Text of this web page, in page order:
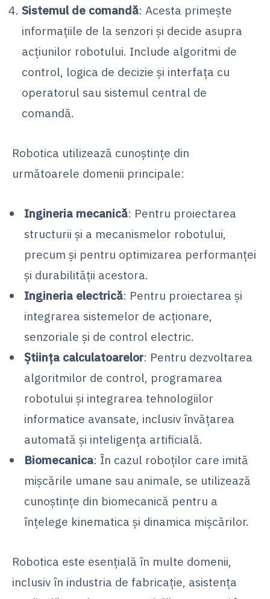
Sistemul de comandă: Acesta primește
informațiile de la senzori și decide asupra
acțiunilor robotului. Include algoritmi de
control, logica de decizie și interfața cu
operatorul sau sistemul central de
comandă.
Robotica utilizează cunoștințe din
următoarele domenii principale:
Ingineria mecanică: Pentru proiectarea
structurii și a mecanismelor robotului,
precum și pentru optimizarea performanței
și durabilității acestora.
Ingineria electrică: Pentru proiectarea și
integrarea sistemelor de acționare,
senzoriale și de control electric.
Știința calculatoarelor: Pentru dezvoltarea
algoritmilor de control, programarea
robotului și integrarea tehnologiilor
informatice avansate, inclusiv învățarea
automată și inteligența artificială.
Biomecanica: În cazul roboților care imită
mișcările umane sau animale, se utilizează
cunoștințe din biomecanică pentru a
înțelege kinematica și dinamica mișcărilor.
Robotica este esențială în multe domenii,
inclusiv în industria de fabricație, asistența